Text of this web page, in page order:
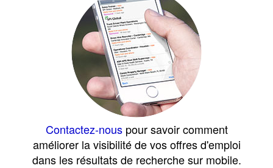
Contactez-nouspour savoir comment
améliorer la visibilité de vos offres d'emploi
dans les résultats de recherche sur mobile.